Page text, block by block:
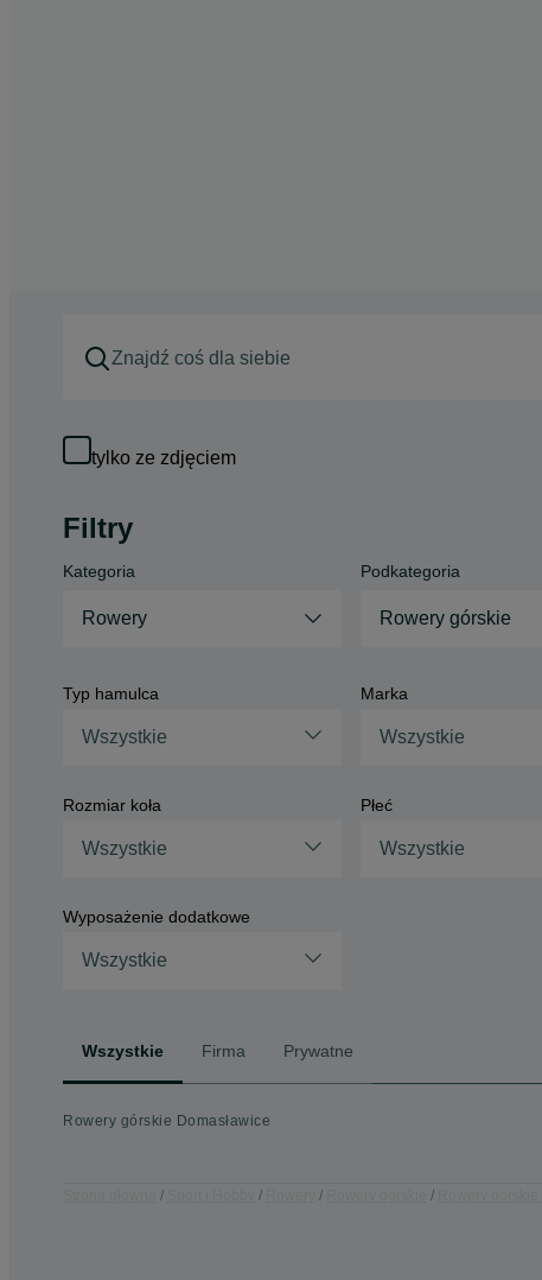
tylko ze zdjęciem
Filtry
Kategoria
Rowery
Podkategoria
Rowery górskie
Typ hamulca
Wszystkie
Marka
Wszystkie
Rozmiar koła
Wszystkie
Płeć
Wszystkie
Wyposażenie dodatkowe
Wszystkie
Wszystkie Firma Prywatne
Rowery górskie Domasławice